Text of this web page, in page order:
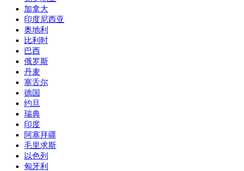
加拿大
印度尼西亚
奥地利
比利时
巴西
俄罗斯
丹麦
塞舌尔
德国
约旦
瑞典
印度
阿塞拜疆
毛里求斯
以色列
匈牙利